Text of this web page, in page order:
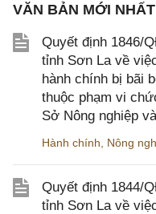
VĂN BẢN MỚI NHẤT
Quyết định 1846/
tỉnh Sơn La về
hành chính bị bãi
thuộc phạm vi
Sở Nông nghiệp
Hành chính Nông
Quyết định 1844/
tỉnh Sơn La về